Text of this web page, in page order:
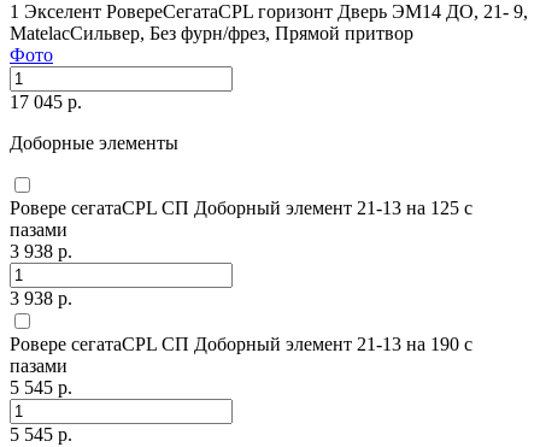
1 Экселент РовереСегатаCPL горизонт Дверь ЭМ14 ДО, 21- 9,
MatelacСильвер, Без фурн/фрез, Прямой притвор
Фото
17 045 р.
Доборные элементы
Ровере сегатаCPL СП Доборный элемент 21-13 на 125 с
пазами
3 938 р.
3 938 р.
Ровере сегатаCPL СП Доборный элемент 21-13 на 190 с
пазами
5 545 р.
5 545 р.